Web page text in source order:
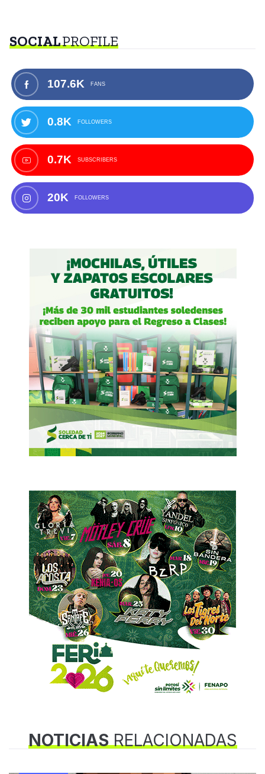
SOCIALPROFILE
107.6K FANS
0.8K FOLLOWERS
0.7K SUBSCRIBERS
20K FOLLOWERS
NOTICIASRELACIONADAS